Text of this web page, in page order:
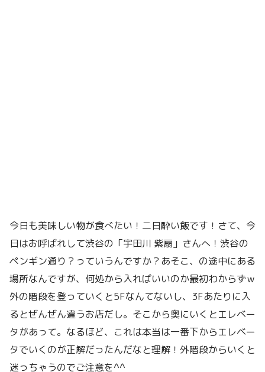
今日も美味しい物が食べたい！二日酔い飯です！さて、今
日はお呼ばれして渋谷の「宇田川 紫扇」さんへ！渋谷の
ペンギン通り？っていうんですか？あそこ、の途中にある
場所なんですが、何処から入ればいいのか最初わからずｗ
外の階段を登っていくと5Fなんてないし、3Fあたりに入
るとぜんぜん違うお店だし。そこから奥にいくとエレベー
タがあって。なるほど、これは本当は一番下からエレベー
タでいくのが正解だったんだなと理解！外階段からいくと
迷っちゃうのでご注意を^^